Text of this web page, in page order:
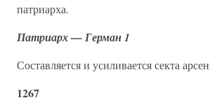
патриарха.
Патриарх — Герман 1
Составляется и усиливается секта
1267